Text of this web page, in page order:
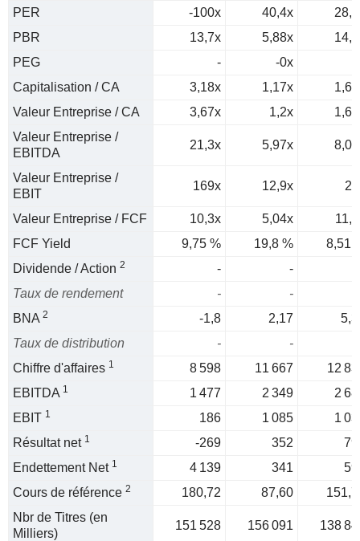
PER -100x 40,4x
PBR
13,7x 5,88x
PEG
- -0x
Capitalisation / CA
3,18x 1,17x
Valeur Entreprise / CA
3,67x 1,2x
Valeur Entreprise /
EBITDA
21,3x 5,97x
Valeur Entreprise /
EBIT
169x 12,9x
Valeur Entreprise / FCF 10,3x 5,04x
FCF Yield
9,75 % 19,8 %
8,51
Dividende / Action 2 -
-
Taux de rendement
-
-
BNA 2 -1,8 2,17
Taux de distribution
-
-
Chiffre d'affaires 1 8 598 11 667
12
EBITDA 1 1 477 2 349
2
EBIT 1 186 1 085
1
Résultat net 1 -269 352
Endettement Net 1 4 139 341
Cours de référence 2 180,72 87,60
Nbr de Titres (en
Milliers)
151 528 156 091 138